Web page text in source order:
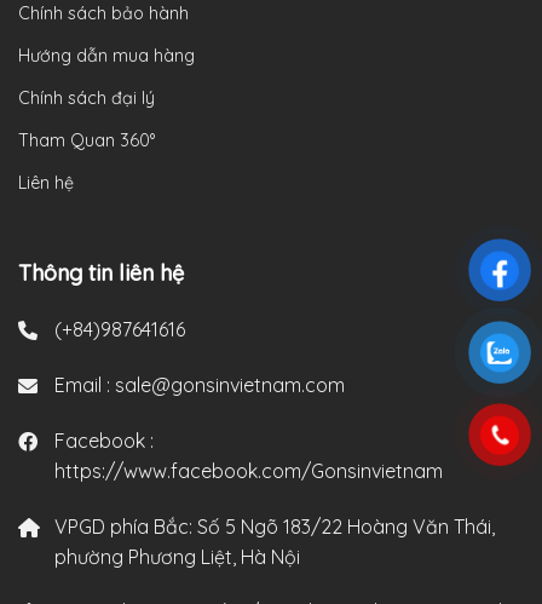
Chính sách bảo hành
Hướng dẫn mua hàng
Chính sách đại lý
Tham Quan 360°
Liên hệ
Thông tin liên hệ
(+84)987641616
Email : sale@gonsinvietnam.com
Facebook :
https://www.facebook.com/Gonsinvietnam
VPGD phía Bắc: Số 5 Ngõ 183/22 Hoàng Văn Thái,
phường Phương Liệt, Hà Nội